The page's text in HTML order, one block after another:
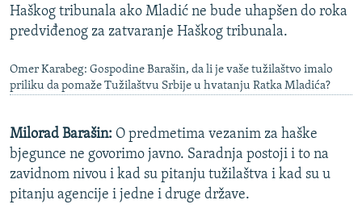
Haškog tribunala ako Mladić ne bude uhapšen do roka
predviđenog za zatvaranje Haškog tribunala.
Omer Karabeg: Gospodine Barašin, da li je vaše tužilaštvo imalo
priliku da pomaže Tužilaštvu Srbije u hvatanju Ratka Mladića?
Milorad Barašin: O predmetima vezanim za haške
bjegunce ne govorimo javno. Saradnja postoji i to na
zavidnom nivou i kad su pitanju tužilaštva i kad su u
pitanju agencije i jedne i druge države.